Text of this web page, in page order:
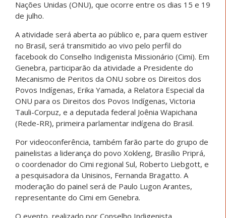
Nações Unidas (ONU), que ocorre entre os dias 15 e 19
de julho.
A atividade será aberta ao público e, para quem estiver
no Brasil, será transmitido ao vivo pelo perfil do
facebook do Conselho Indigenista Missionário (Cimi). Em
Genebra, participarão da atividade a Presidente do
Mecanismo de Peritos da ONU sobre os Direitos dos
Povos Indígenas, Erika Yamada, a Relatora Especial da
ONU para os Direitos dos Povos Indígenas, Victoria
Tauli-Corpuz, e a deputada federal Joênia Wapichana
(Rede-RR), primeira parlamentar indígena do Brasil.
Por videoconferência, também farão parte do grupo de
painelistas a liderança do povo Xokleng, Brasílio Priprá,
o coordenador do Cimi regional Sul, Roberto Liebgott, e
a pesquisadora da Unisinos, Fernanda Bragatto. A
moderação do painel será de Paulo Lugon Arantes,
representante do Cimi em Genebra.
O evento, realizado por Conselho Indigenista